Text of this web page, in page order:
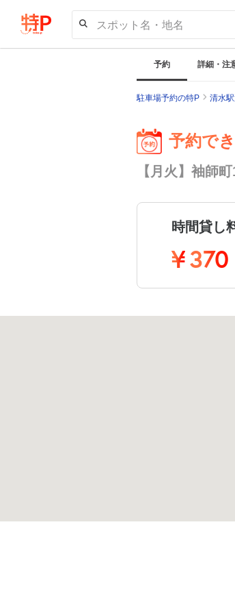
スポット名・地名
予約 詳細・注
駐車場予約の特P 清水
予約で
【月火】袖師
時間貸し
¥370